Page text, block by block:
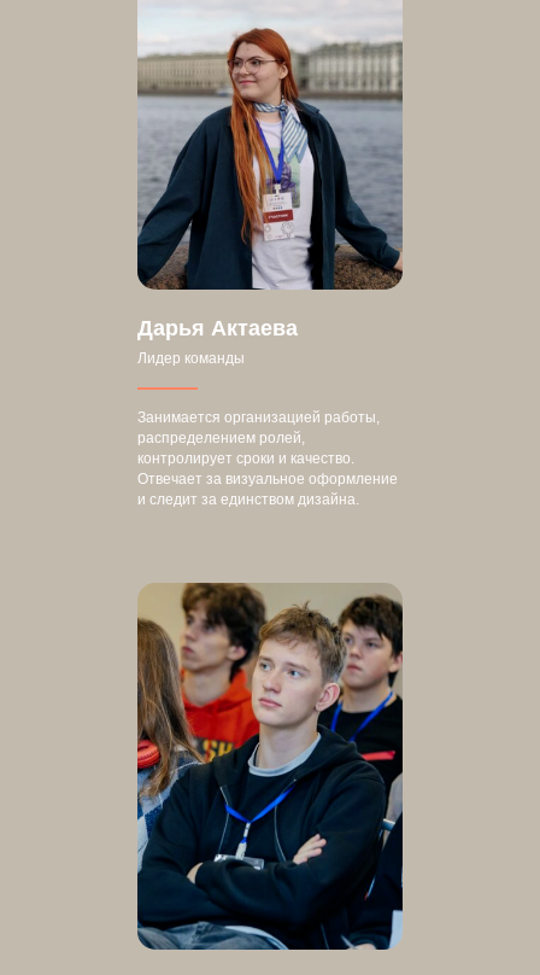
Дарья Актаева
Лидер команды
Занимается организацией работы,
распределением ролей,
контролирует сроки и качество.
Отвечает за визуальное оформление
и следит за единством дизайна.